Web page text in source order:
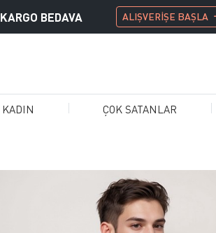
KARGO BEDAVA ALIŞVERİŞE BAŞLA
KADIN ÇOK SATANLAR